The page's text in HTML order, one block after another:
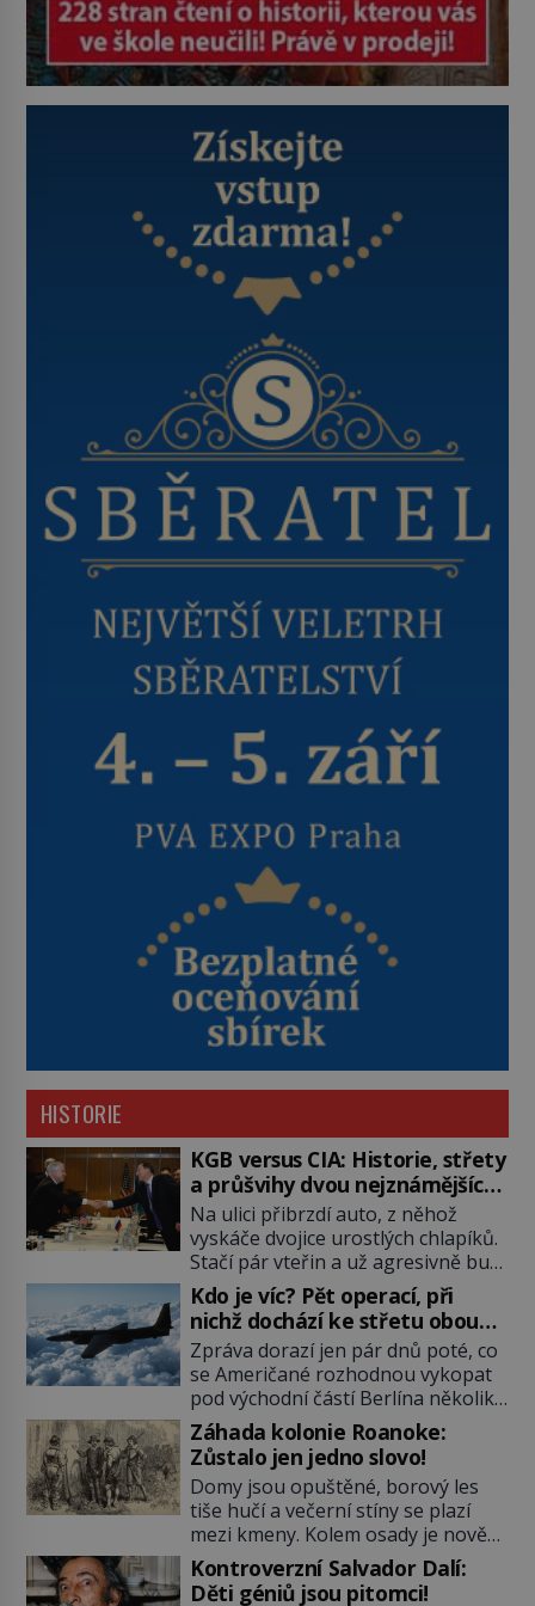
HISTORIE
KGB versus CIA: Historie, střety
a průšvihy dvou nejznámějších
tajných služeb historie
Na ulici přibrzdí auto, z něhož
vyskáče dvojice urostlých chlapíků.
Stačí pár vteřin a už agresivně buší
na dveře. O další okamžik později
vlečou nebožáka do auta, a pak už
ho nikdy nikdo nespatří. Dostal se
totiž do rukou všemocné KGB. Jako
sourozenci, kteří si nemohou přijít
na jméno. Neustále se předhání v
plánování sabotáží, […]
Kdo je víc? Pět operací, při
nichž dochází ke střetu obou
tajných služeb
Zpráva dorazí jen pár dnů poté, co
se Američané rozhodnou vykopat
pod východní částí Berlína několik
stovek metrů dlouhý tunel. Sověti
na sobě nenechají nic znát a
nechají nepřítele, aby si myslel, že
je přechytračil. Cennou informaci
jim dodá jeden z agentů. Oba
tábory jsou zvyklé působit v pozadí
a podle situace tlačit, jak oni […]
Záhada kolonie Roanoke:
Zůstalo jen jedno slovo!
Domy jsou opuštěné, borový les
tiše hučí a večerní stíny se plazí
mezi kmeny. Kolem osady je nově
postavená palisáda, ale ani to
nejspíš nedokáže osadníky
Kontroverzní Salvador Dalí:
Děti géniů jsou pitomci!